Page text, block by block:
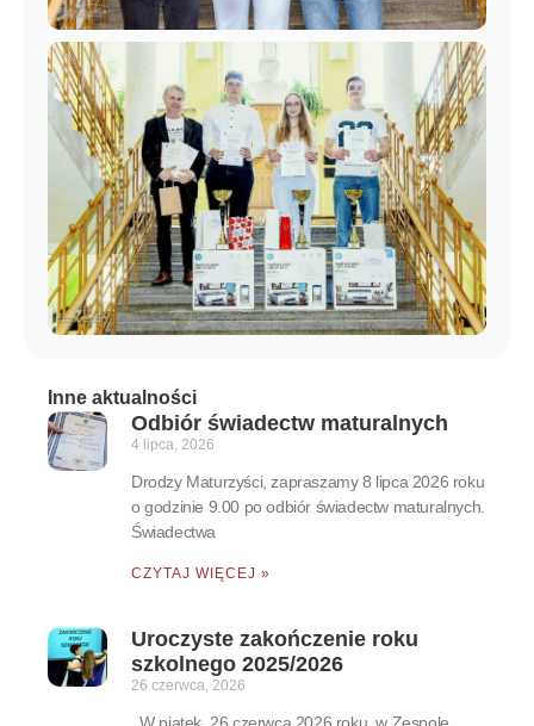
Inne aktualności
Odbiór świadectw maturalnych
4 lipca, 2026
Drodzy Maturzyści, zapraszamy 8 lipca 2026 roku
o godzinie 9.00 po odbiór świadectw maturalnych.
Świadectwa
CZYTAJ WIĘCEJ »
Uroczyste zakończenie roku
szkolnego 2025/2026
26 czerwca, 2026
W piątek, 26 czerwca 2026 roku, w Zespole